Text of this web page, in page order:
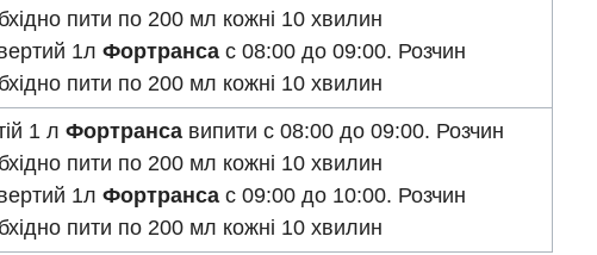
пити по 200 мл кожні 10 хвилин
1л Фортранса с 08:00 до 09:00. Розчин
пити по 200 мл кожні 10 хвилин
1 л Фортранса випити с 08:00 до 09:00. Розчин
пити по 200 мл кожні 10 хвилин
1л Фортранса с 09:00 до 10:00. Розчин
пити по 200 мл кожні 10 хвилин